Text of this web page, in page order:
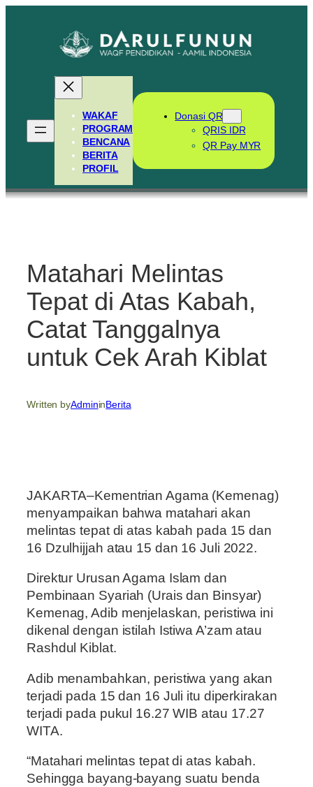
WAKAF
PROGRAM
BENCANA
BERITA
PROFIL
Donasi QR
QRIS IDR
QR Pay MYR
Matahari Melintas
Tepat di Atas Kabah,
Catat Tanggalnya
untuk Cek Arah Kiblat
Written byAdmininBerita
JAKARTA–Kementrian Agama (Kemenag)
menyampaikan bahwa matahari akan
melintas tepat di atas kabah pada 15 dan
16 Dzulhijjah atau 15 dan 16 Juli 2022.
Direktur Urusan Agama Islam dan
Pembinaan Syariah (Urais dan Binsyar)
Kemenag, Adib menjelaskan, peristiwa ini
dikenal dengan istilah Istiwa A’zam atau
Rashdul Kiblat.
Adib menambahkan, peristiwa yang akan
terjadi pada 15 dan 16 Juli itu diperkirakan
terjadi pada pukul 16.27 WIB atau 17.27
WITA.
“Matahari melintas tepat di atas kabah.
Sehingga bayang-bayang suatu benda